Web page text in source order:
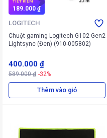
TIẾT KIỆM
189.000 ₫
LOGITECH
Chuột gaming Logitech G102 Gen2
Lightsync (Đen) (910-005802)
400.000 ₫
589.000 ₫ -32%
Thêm vào giỏ